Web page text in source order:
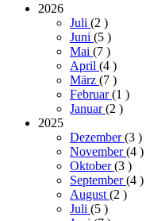
2026
Juli (2 )
Juni (5 )
Mai (7 )
April (4 )
März (7 )
Februar(1 )
Januar(2 )
2025
Dezember(3 )
November(4 )
Oktober(3 )
September(4 )
August (2 )
Juli (5 )